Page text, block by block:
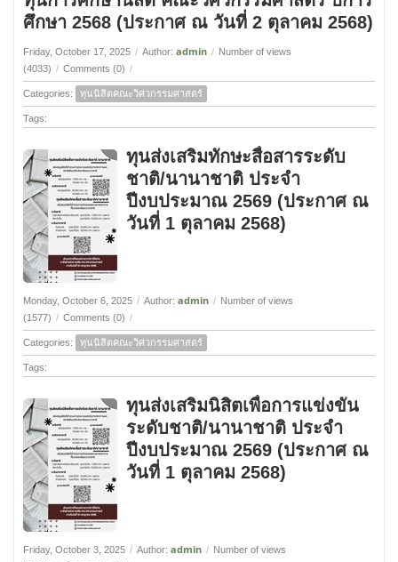
ศึกษา 2568 (ประกาศ ณ วันที่ 2 ตุลาคม 2568)
Friday, October 17, 2025 / Author: admin / Number of views
(4033) / Comments (0) /
Categories: ทุนนิสิตคณะวิศวกรรมศาสตร์
Tags:
ทุนส่งเสริมทักษะสื่อสารระดับ
ชาติ/นานาชาติ ประจำ
ปีงบประมาณ 2569 (ประกาศ ณ
วันที่ 1 ตุลาคม 2568)
Monday, October 6, 2025 / Author: admin / Number of views
(1577) / Comments (0) /
Categories: ทุนนิสิตคณะวิศวกรรมศาสตร์
Tags:
ทุนส่งเสริมนิสิตเพื่อการแข่งขัน
ระดับชาติ/นานาชาติ ประจำ
ปีงบประมาณ 2569 (ประกาศ ณ
วันที่ 1 ตุลาคม 2568)
Friday, October 3, 2025 / Author: admin / Number of views